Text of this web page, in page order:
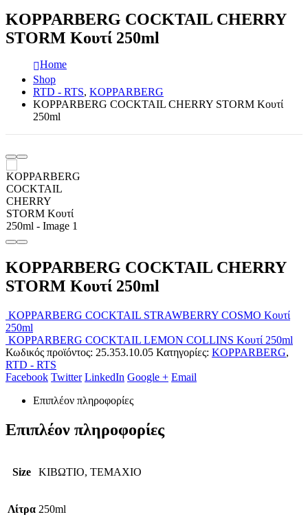
KOPPARBERG COCKTAIL CHERRY
STORM Κουτί 250ml
Home
Shop
RTD - RTS, KOPPARBERG
KOPPARBERG COCKTAIL CHERRY STORM Κουτί
250ml
KOPPARBERG COCKTAIL CHERRY
STORM Κουτί 250ml
KOPPARBERG COCKTAIL STRAWBERRY COSMO Κουτί
250ml
KOPPARBERG COCKTAIL LEMON COLLINS Κουτί 250ml
Κωδικός προϊόντος: 25.353.10.05 Κατηγορίες: KOPPARBERG,
RTD - RTS
Facebook Twitter LinkedIn Google + Email
Επιπλέον πληροφορίες
Επιπλέον πληροφορίες
Size ΚΙΒΩΤΙΟ, ΤΕΜΑΧΙΟ
Λίτρα 250ml